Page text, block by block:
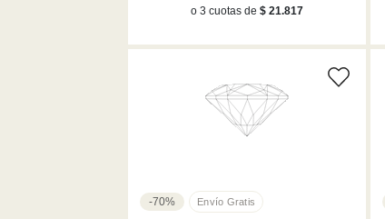
o 3 cuotas de $ 21.817
-70%